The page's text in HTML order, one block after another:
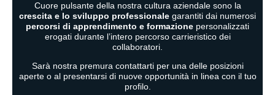
Cuore pulsante della nostra cultura aziendale sono la
crescita e lo sviluppo professionale garantiti dai numerosi
percorsi di apprendimento e formazione personalizzati
erogati durante l’intero percorso carrieristico dei
collaboratori.
Sarà nostra premura contattarti per una delle posizioni
aperte o al presentarsi di nuove opportunità in linea con il tuo
profilo.